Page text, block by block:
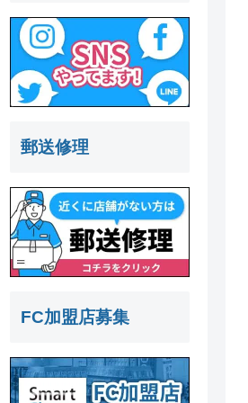
郵送修理
FC加盟店募集